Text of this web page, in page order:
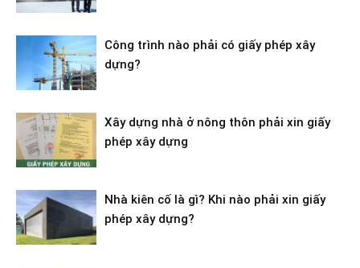
Công trình nào phải có giấy phép xây
dựng?
Xây dựng nhà ở nông thôn phải xin giấy
phép xây dựng
Nhà kiên cố là gì? Khi nào phải xin giấy
phép xây dựng?